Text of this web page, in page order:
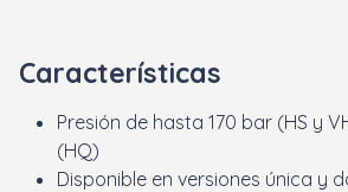
Características
Presión de hasta 170 bar (HS y
(HQ)
Disponible en versiones única y